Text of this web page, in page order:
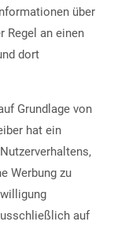
über
Regel an einen
dort
Grundlage von
hat ein
Werbung zu
auf